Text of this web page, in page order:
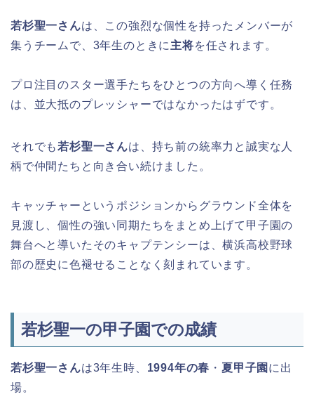
若杉聖一さんは、この強烈な個性を持ったメンバーが
集うチームで、3年生のときに 主将を任されます。
プロ注目のスター選手たちをひとつの方向へ導く任務
は、並大抵のプレッシャーではなかったはずです。
それでも若杉聖一さんは、持ち前の統率力と誠実な人
柄で仲間たちと向き合い続けました。
キャッチャーというポジションからグラウンド全体を
見渡し、個性の強い同期たちをまとめ上げて甲子園の
舞台へと導いたそのキャプテンシーは、横浜高校野球
部の歴史に色褪せることなく刻まれています。
若杉聖一の甲子園での成績
若杉聖一さんは3年生時、 1994年の春 ・夏甲子園 に出
場。